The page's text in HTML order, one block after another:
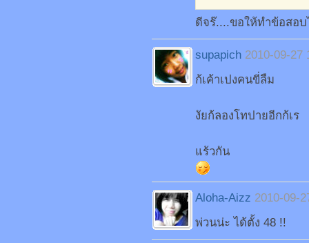
ดีจร๊....ขอให้ทำข้อสอบ
supapich 2010-09-27
ก้เค้าเปงคนขี่ลืม
งัยก้ลองโทปายอีกก้เร
แร้วกัน
Aloha-Aizz 2010-09-
พ่วนน่ะ ได้ตั้ง 48 !!